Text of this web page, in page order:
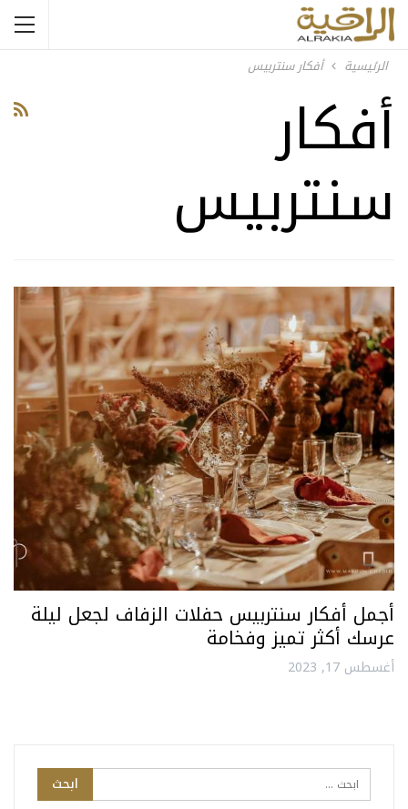
الرئيسية أفكار سنتربيس
أفكار
سنتربيس
أجمل أفكار سنتربيس حفلات الزفاف لجعل ليلة
عرسك أكثر تميز وفخامة
أغسطس 17, 2023